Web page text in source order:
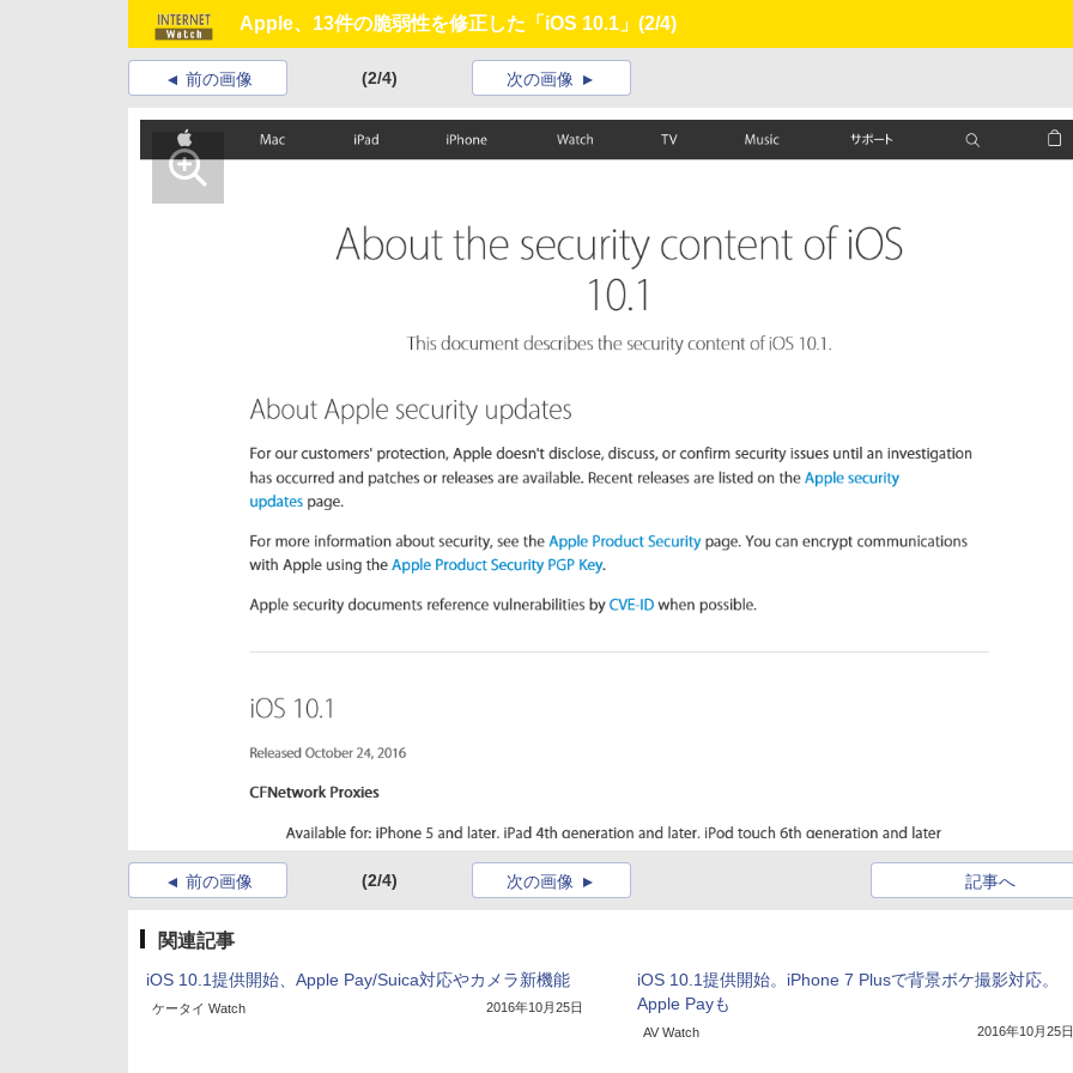
Apple、13件の脆弱性を修正した「iOS 10.1」 (2/4)
前の画像 (2/4) 次の画像
前の画像 (2/4) 記事へ
次の画像
関連記事
iOS 10.1提供開始、Apple Pay/Suica対応やカメラ新機能
ケータイ Watch 2016年10月25日
iOS 10.1提供開始。iPhone 7 Plusで背景ボケ撮影対応。
Apple Payも
AV Watch 2016年10月25日